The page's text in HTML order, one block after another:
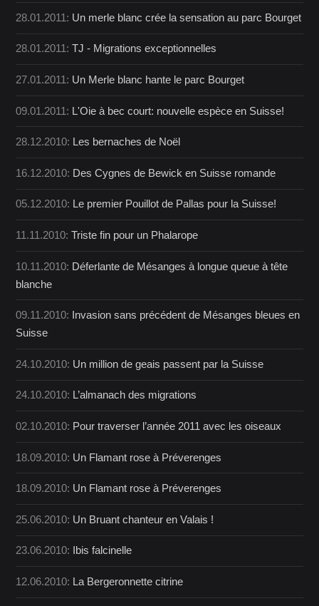
28.01.2011: Un merle blanc crée la sensation au parc Bourget
28.01.2011:TJ - Migrations exceptionnelles
27.01.2011: Un Merle blanc hante le parc Bourget
09.01.2011: L'Oie à bec court: nouvelle espèce en Suisse!
28.12.2010: Les bernaches de Noël
16.12.2010: Des Cygnes de Bewick en Suisse romande
05.12.2010: Le premier Pouillot de Pallas pour la Suisse!
11.11.2010:Triste fin pour un Phalarope
10.11.2010: Déferlante de Mésanges à longue queue à tête
blanche
09.11.2010:
Invasion sans précédent de Mésanges bleues en
Suisse
24.10.2010: Un million de geais passent par la Suisse
24.10.2010: L’almanach des migrations
02.10.2010: Pour traverser l’année 2011 avec les oiseaux
18.09.2010: Un Flamant rose à Préverenges
18.09.2010: Un Flamant rose à Préverenges
25.06.2010: Un Bruant chanteur en Valais !
23.06.2010: Ibis falcinelle
12.06.2010: La Bergeronnette citrine